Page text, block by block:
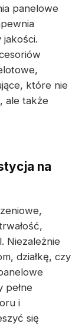
panelowe
które nie
ale także
na
Niezależnie
działkę, czy
pełne
i
się